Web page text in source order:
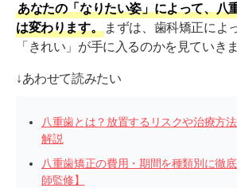
あなたの「なりたい姿」によって、八
は変わります。
まずは、歯科矯正によ
「きれい」が手に入るのかを見ていき
↓あわせて読みたい
八重歯とは？放置するリスクや治療方
解説
八重歯矯正の費用・期間を種類別に徹
師監修】